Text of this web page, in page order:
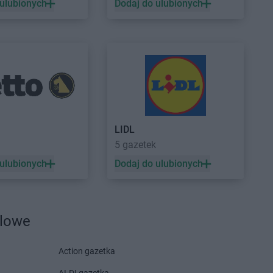
Myszków
Ostrzeszów
BRICOMARCHE Oświęcim
Przeworsk
BRICOMARCHE
BRICOMARCHE
BRICOMARCHE
BRICOMARCHE
Dodaj do ulubionych
LIDL
5 gazetek
Dodaj do ulubionych
Action gazetka